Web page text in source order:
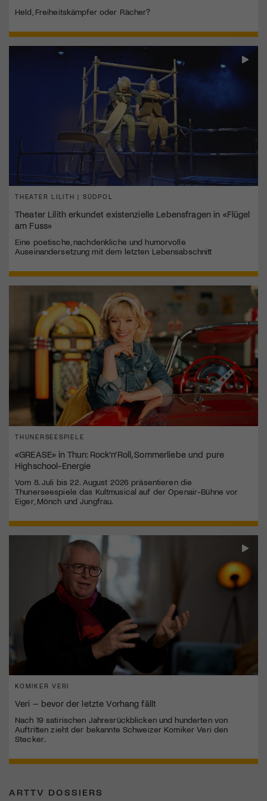
Held, Freiheitskämpfer oder Rächer?
THEATER LILITH | SÜDPOL
Theater Lilith erkundet existenzielle Lebensfragen in «Flügel
am Fuss»
Eine poetische, nachdenkliche und humorvolle
Auseinandersetzung mit dem letzten Lebensabschnitt
THUNERSEESPIELE
«GREASE» in Thun: Rock’n’Roll, Sommerliebe und pure
Highschool-Energie
Vom 8. Juli bis 22. August 2026 präsentieren die
Thunerseespiele das Kultmusical auf der Openair-Bühne vor
Eiger, Mönch und Jungfrau.
KOMIKER VERI
Veri – bevor der letzte Vorhang fällt
Nach 19 satirischen Jahresrückblicken und hunderten von
Auftritten zieht der bekannte Schweizer Komiker Veri den
Stecker.
ARTTV DOSSIERS